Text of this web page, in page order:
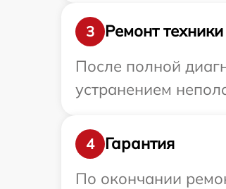
3
Ремонт техники
После полной
устранением
4
Гарантия
По окончании